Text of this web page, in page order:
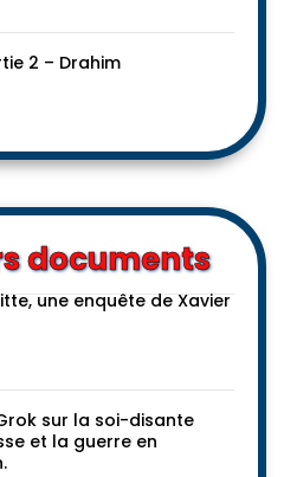
2 – Drahim
documents
une enquête de Xavier
sur la soi-disante
et la guerre en